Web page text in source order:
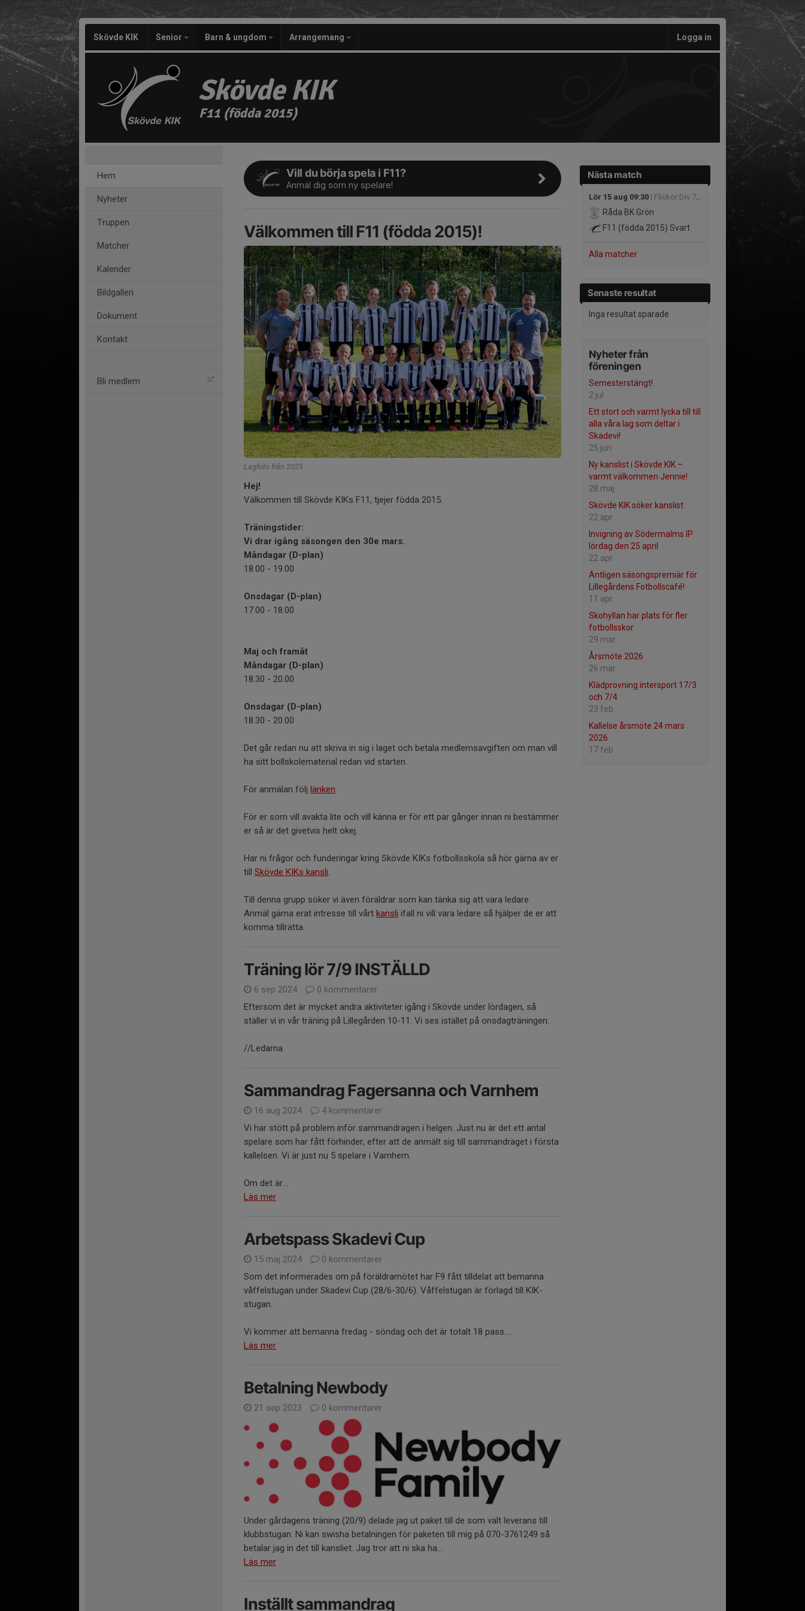
Skövde KIK Senior Barn & ungdom Arrangemang Logga in
Skövde KIK
F11 (födda 2015)
Hem
Nyheter
Truppen
Matcher
Kalender
Bildgalleri
Dokument
Kontakt
Bli medlem
Nästa match
Lör 15 aug 09:30 | Flickor Div 7 Skövde
Råda BK Grön
F11 (födda 2015) Svart
Alla matcher
Senaste resultat
Inga resultat sparade
Nyheter från
föreningen
Semesterstängt!
2 jul
Ett stort och varmt lycka till till
alla våra lag som deltar i
Skadevi!
25 jun
Ny kanslist i Skövde KIK –
varmt välkommen Jennie!
28 maj
Skövde KIK söker kanslist
22 apr
Invigning av Södermalms IP
lördag den 25 april
22 apr
Äntligen säsongspremiär för
Lillegårdens Fotbollscafé!
11 apr
Skohyllan har plats för fler
fotbollsskor
29 mar
Årsmöte 2026
26 mar
Klädprovning intersport 17/3
och 7/4
23 feb
Kallelse årsmöte 24 mars
2026
17 feb
Vill du börja spela i F11?
Anmäl dig som ny spelare!
Välkommen till F11 (födda 2015)!
Lagfoto från 2025
Hej!
Välkommen till Skövde KIKs F11, tjejer födda 2015.
Träningstider:
Vi drar igång säsongen den 30e mars.
Måndagar (D-plan)
18.00 - 19.00
Onsdagar (D-plan)
17.00 - 18.00
Maj och framåt
Måndagar (D-plan)
18.30 - 20.00
Onsdagar (D-plan)
18.30 - 20.00
Det går redan nu att skriva in sig i laget och betala medlemsavgiften om man vill
ha sitt bollskolematerial redan vid starten.
För anmälan följ länken
För er som vill avakta lite och vill känna er för ett par gånger innan ni bestämmer
er så är det givetvis helt okej.
Har ni frågor och funderingar kring Skövde KIKs fotbollsskola så hör gärna av er
till Skövde KIKs kansli.
Till denna grupp söker vi även föräldrar som kan tänka sig att vara ledare.
Anmäl gärna erat intresse till vårt kansli ifall ni vill vara ledare så hjälper de er att
komma tillrätta.
Träning lör 7/9 INSTÄLLD
6 sep 2024
0 kommentarer
Eftersom det är mycket andra aktiviteter igång i Skövde under lördagen, så
ställer vi in vår träning på Lillegården 10-11. Vi ses istället på onsdagträningen.
//Ledarna
Sammandrag Fagersanna och Varnhem
16 aug 2024
4 kommentarer
Vi har stött på problem inför sammandragen i helgen. Just nu är det ett antal
spelare som har fått förhinder, efter att de anmält sig till sammandraget i första
kallelsen. Vi är just nu 5 spelare i Varnhem.
Om det är...
Läs mer
Arbetspass Skadevi Cup
15 maj 2024
0 kommentarer
Som det informerades om på föräldramötet har F9 fått tilldelat att bemanna
våffelstugan under Skadevi Cup (28/6-30/6). Våffelstugan är förlagd till KIK-
stugan.
Vi kommer att bemanna fredag - söndag och det är totalt 18 pass....
Läs mer
Betalning Newbody
21 sep 2023 0 kommentarer
Under gårdagens träning (20/9) delade jag ut paket till de som valt leverans till
klubbstugan. Ni kan swisha betalningen för paketen till mig på 070-3761249 så
betalar jag in det till kansliet. Jag tror att ni ska ha...
Läs mer
Inställt sammandrag